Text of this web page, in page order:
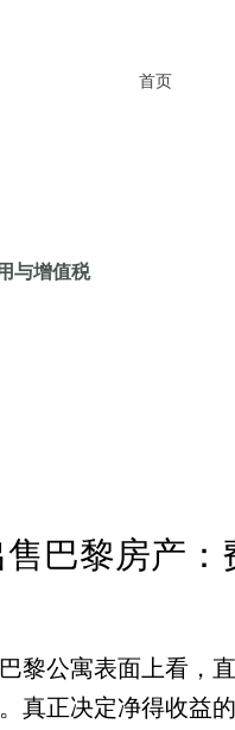
首页
与增值税
售巴黎房产
黎公寓表面上看，
真正决定净得收益